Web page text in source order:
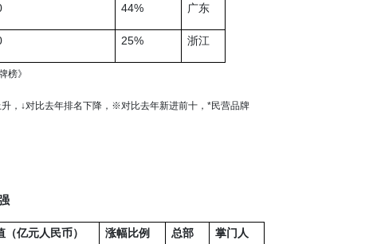
44% 广东
25% 浙江
榜》
， ↓对比去年排名下降， ※对比去年新进前十， *民营品牌
（亿元人民币） 涨幅比例 总部 掌门人